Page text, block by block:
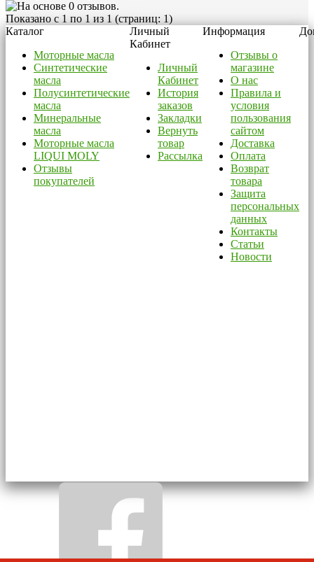
Показано с 1 по 1 из 1 (страниц: 1)
Каталог
Моторные масла
Синтетические
масла
Полусинтетические
масла
Минеральные
масла
Моторные масла
LIQUI MOLY
Отзывы
покупателей
Личный
Кабинет
Личный
Кабинет
История
заказов
Закладки
Вернуть
товар
Рассылка
Информация
Отзывы о
магазине
О нас
Правила и
условия
пользования
сайтом
Доставка
Оплата
Возврат
товара
Защита
персональных
данных
Контакты
Статьи
Новости